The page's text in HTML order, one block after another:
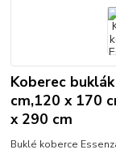
Koberec
cm,120 x 170
x 290 cm
Buklé koberce